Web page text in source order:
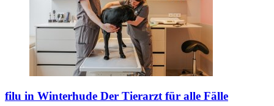
filu in Winterhude Der Tierarzt für alle Fälle